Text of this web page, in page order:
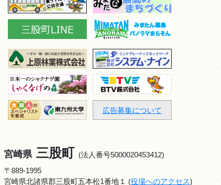
広告募集について
宮崎県 三股町 (法人番号5000020453412)
〒889-1995
宮崎県北諸県郡三股町五本松1番地１ (役場へのアクセス)